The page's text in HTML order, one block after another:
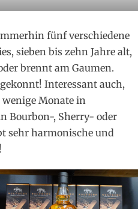
fünf verschiedene
sieben bis zehn Jahre alt,
brennt am Gaumen.
Interessant auch,
Monate in
Bourbon-, Sherry- oder
sehr harmonische und